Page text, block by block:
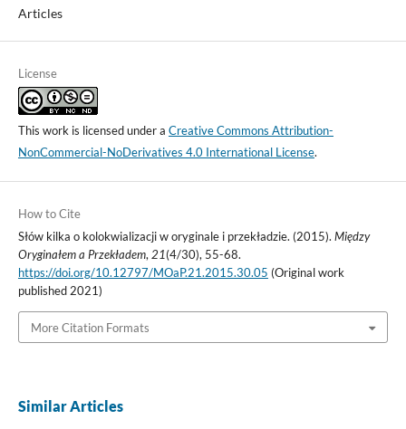
Articles
License
This work is licensed under a Creative Commons Attribution-
NonCommercial-NoDerivatives 4.0 International License.
How to Cite
Słów kilka o kolokwializacji w oryginale i przekładzie. (2015). Między
Oryginałem a Przekładem,21(4/30), 55-68.
https://doi.org/10.12797/MOaP.21.2015.30.05 (Original work
published 2021)
More Citation Formats
Similar Articles